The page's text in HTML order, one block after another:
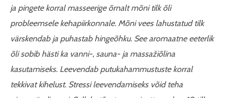
ja pingete korral masseerige õrnalt mõni tilk õli
probleemsele kehapiirkonnale. Mõni vees lahustatud tilk
värskendab ja puhastab hingeõhku. See aromaatne eeterlik
õli sobib hästi ka vanni-, sauna- ja massažiõlina
kasutamiseks. Leevendab putukahammustuste korral
tekkivat kihelust. Stressi leevendamiseks võid teha